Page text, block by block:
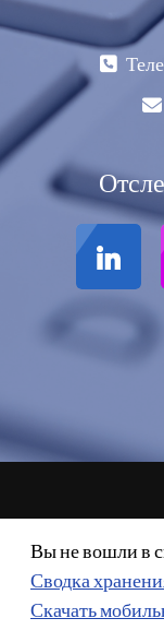
Вы не вошли в
Сводка
Скачать